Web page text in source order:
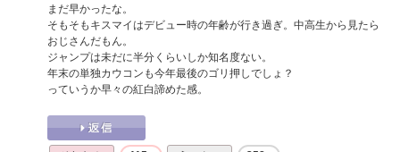
まだ早かったな。
そもそもキスマイはデビュー時の年齢が行き過ぎ。中高生から見たら
おじさんだもん。
ジャンプは未だに半分くらいしか知名度ない。
年末の単独カウコンも今年最後のゴリ押しでしょ？
っていうか早々の紅白諦めた感。